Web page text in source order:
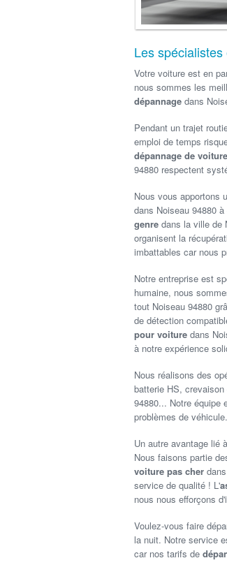
Les
Votre voiture est en
nous sommes les
dépannage dans
Pendant un trajet
emploi de temps
dépannage de
94880 respectent
Nous vous apportons
dans Noiseau 94880
genre dans la ville de
organisent la
imbattables car nous
Notre entreprise est
humaine, nous
tout Noiseau 94880
de détection
pour voiture dans
à notre expérience
Nous réalisons des
batterie HS,
94880... Notre équipe
problèmes de véhicule.
Un autre avantage lié
Nous faisons partie
voiture pas cher
service de qualité ! L'
nous nous efforçons
Voulez-vous faire
la nuit. Notre service
car nos tarifs de